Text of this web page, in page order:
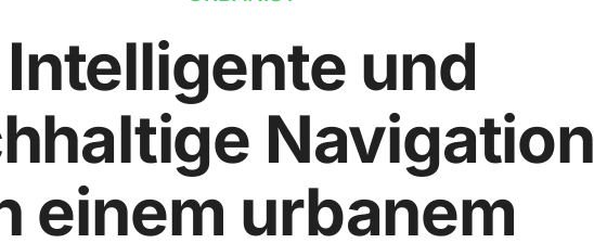
Intelligente und
Navigation
einem urbanem